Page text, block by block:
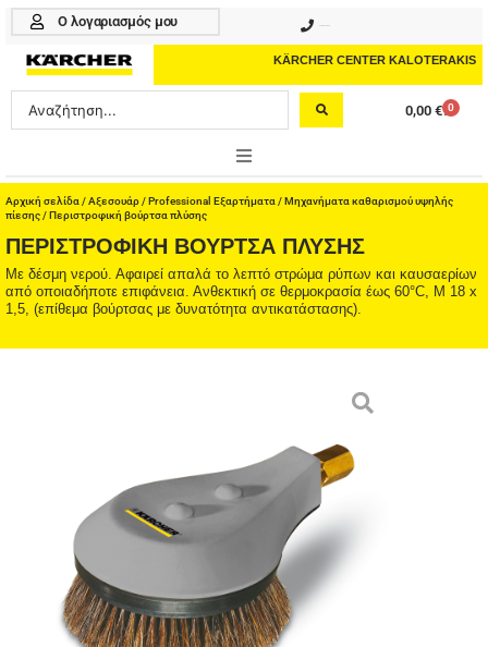
Μετάβαση
περιεχόμενο
Ο λογαριασμός μου
KÄRCHER CENTER KALOTERAKIS
Search
...
0,00 € 0
Cart
ONLINE SHOP
HOME & GARDEN
PROFESSIONAL
Αρχική σελίδα /Αξεσουάρ/Professional Εξαρτήματα /Μηχανήματα καθαρισμού υψηλής
πίεσης/ Περιστροφική βούρτσα πλύσης
ΠΕΡΙΣΤΡΟΦΙΚΉ ΒΟΎΡΤΣΑ ΠΛΎΣΗΣ
Με δέσμη νερού. Αφαιρεί απαλά το λεπτό στρώμα ρύπων και καυσαερίων
από οποιαδήποτε επιφάνεια. Ανθεκτική σε θερμοκρασία έως 60°C, M 18 x
1,5, (επίθεμα βούρτσας με δυνατότητα αντικατάστασης).